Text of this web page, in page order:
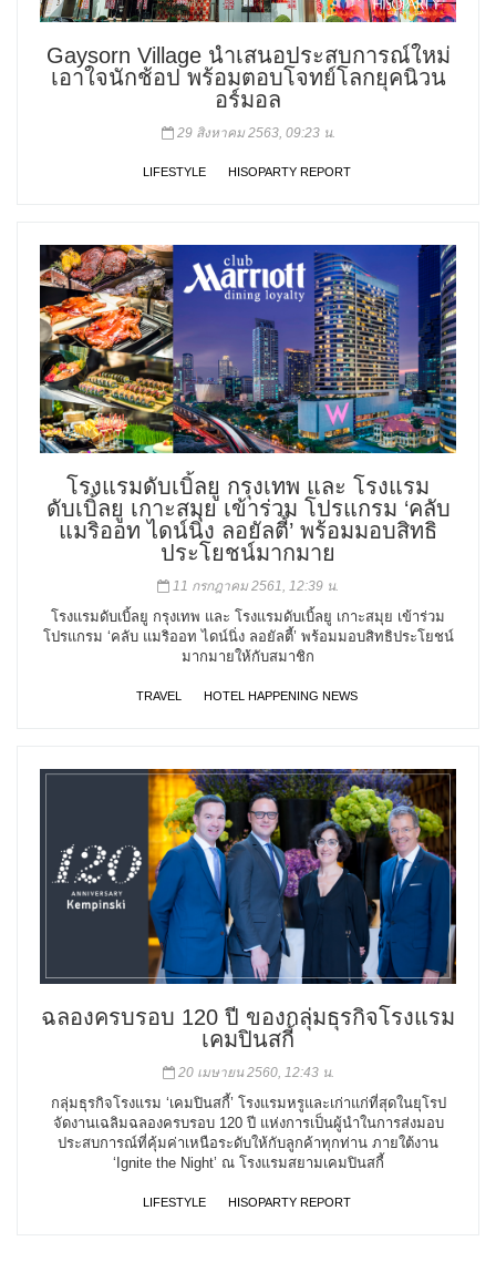
Gaysorn Village นำเสนอประสบการณ์ใหม่
เอาใจนักช้อป พร้อมตอบโจทย์โลกยุคนิวน
อร์มอล
29 สิงหาคม 2563, 09:23 น.
LIFESTYLE HISOPARTY REPORT
โรงแรมดับเบิ้ลยู กรุงเทพ และ โรงแรม
ดับเบิ้ลยู เกาะสมุย เข้าร่วม โปรแกรม ‘คลับ
แมริออท ไดน์นิ่ง ลอยัลตี้’ พร้อมมอบสิทธิ
ประโยชน์มากมาย
11 กรกฎาคม 2561, 12:39 น.
โรงแรมดับเบิ้ลยู กรุงเทพ และ โรงแรมดับเบิ้ลยู เกาะสมุย เข้าร่วม
โปรแกรม ‘คลับ แมริออท ไดน์นิ่ง ลอยัลตี้’ พร้อมมอบสิทธิประโยชน์
มากมายให้กับสมาชิก
TRAVEL HOTEL HAPPENING NEWS
ฉลองครบรอบ 120 ปี ของกลุ่มธุรกิจโรงแรม
เคมปินสกี้
20 เมษายน 2560, 12:43 น.
กลุ่มธุรกิจโรงแรม ‘เคมปินสกี้’ โรงแรมหรูและเก่าแก่ที่สุดในยุโรป
จัดงานเฉลิมฉลองครบรอบ 120 ปี แห่งการเป็นผู้นำในการส่งมอบ
ประสบการณ์ที่คุ้มค่าเหนือระดับให้กับลูกค้าทุกท่าน ภายใต้งาน
‘Ignite the Night’ ณ โรงแรมสยามเคมปินสกี้
LIFESTYLE HISOPARTY REPORT